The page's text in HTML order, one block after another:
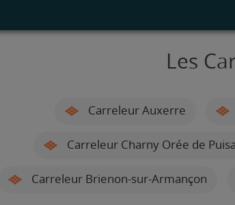
Les
Carreleur Auxerre
Carreleur Charny Orée de
Carreleur Brienon-sur-Armançon